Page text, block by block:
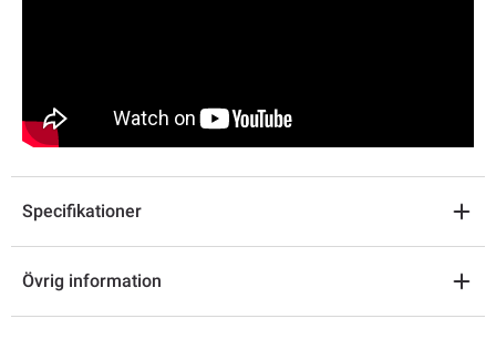
Specifikationer
Övrig information